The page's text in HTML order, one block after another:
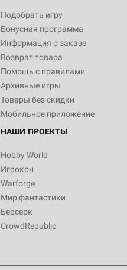
Подобрать игру
Бонусная программа
Информация о заказе
Возврат товара
Помощь с правилами
Архивные игры
Товары без скидки
Мобильное приложение
НАШИ ПРОЕКТЫ
Hobby World
Игрокон
Warforge
Мир фантастики
Берсерк
CrowdRepublic